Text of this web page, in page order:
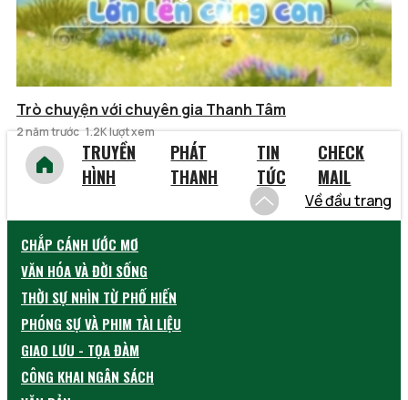
Trò chuyện với chuyên gia Thanh Tâm
2 năm trước 1.2K lượt xem
TRUYỀN
HÌNH
PHÁT
THANH
TIN
TỨC
CHECK
MAIL
Về đầu trang
CHẮP CÁNH ƯỚC MƠ
VĂN HÓA VÀ ĐỜI SỐNG
THỜI SỰ NHÌN TỪ PHỐ HIẾN
PHÓNG SỰ VÀ PHIM TÀI LIỆU
GIAO LƯU - TỌA ĐÀM
CÔNG KHAI NGÂN SÁCH